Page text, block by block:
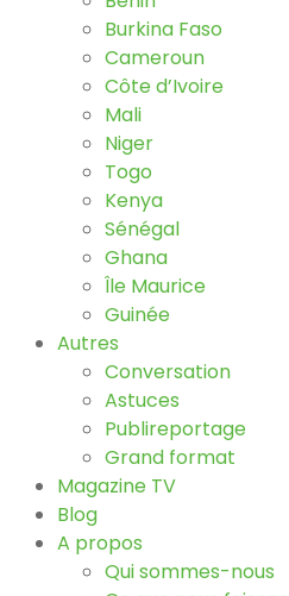
Burkina Faso
Cameroun
Côte d’Ivoire
Mali
Niger
Togo
Kenya
Sénégal
Ghana
Île Maurice
Guinée
Autres
Conversation
Astuces
Publireportage
Grand format
Magazine TV
Blog
A propos
Qui sommes-nous